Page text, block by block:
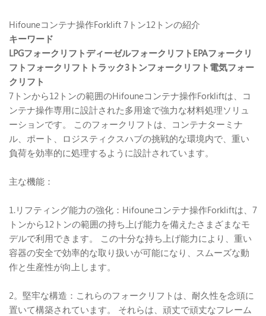
Hifouneコンテナ操作Forklift 7トン12トンの紹介
キーワード
LPGフォークリフトディーゼルフォークリフトEPAフォークリ
フトフォークリフトトラック3トンフォークリフト電気フォー
クリフト
7トンから12トンの範囲のHifouneコンテナ操作Forkliftは、コ
ンテナ操作専用に設計された多用途で強力な材料処理ソリュ
ーションです。 このフォークリフトは、コンテナターミナ
ル、ポート、ロジスティクスハブの挑戦的な環境内で、重い
負荷を効率的に処理するように設計されています。
主な機能：
1.リフティング能力の強化：Hifouneコンテナ操作Forkliftは、7
トンから12トンの範囲の持ち上げ能力を備えたさまざまなモ
デルで利用できます。 この十分な持ち上げ能力により、重い
容器の安全で効率的な取り扱いが可能になり、スムーズな動
作と生産性が向上します。
2。堅牢な構造：これらのフォークリフトは、耐久性を念頭に
置いて構築されています。 それらは、頑丈で頑丈なフレーム